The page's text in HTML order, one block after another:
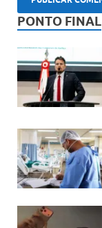
PONTO FINAL